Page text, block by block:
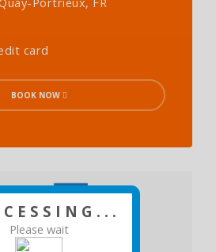
C E S S I N G . . .
Please wait
card
BOOK NOW